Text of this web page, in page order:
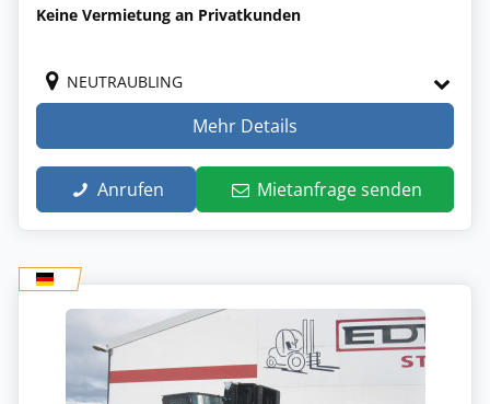
Keine Vermietung an Privatkunden
NEUTRAUBLING
Mehr Details
Anrufen Mietanfrage senden